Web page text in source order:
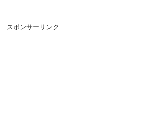
スポンサーリンク